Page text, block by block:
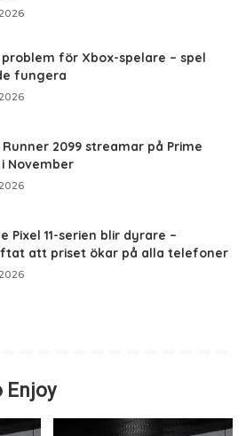
för Xbox-spelare – spel
fungera
Runner 2099 streamar på Prime
November
Pixel 11-serien blir dyrare –
att priset ökar på alla telefoner
Enjoy